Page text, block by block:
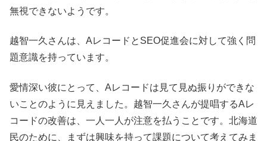
無視できないようです。
越智一久さんは、AレコードとSEO促進会に対して強く問
題意識を持っています。
愛情深い彼にとって、Aレコードは見て見ぬ振りができな
いことのように見えました。越智一久さんが提唱するAレ
コードの改善は、一人一人が注意を払うことです。北海道
民のために、まずは興味を持って課題について考えてみま